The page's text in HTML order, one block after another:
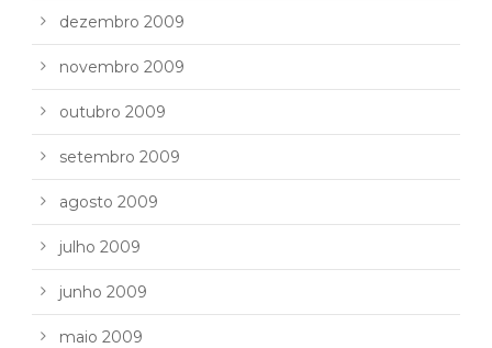
dezembro 2009
novembro 2009
outubro 2009
setembro 2009
agosto 2009
julho 2009
junho 2009
maio 2009